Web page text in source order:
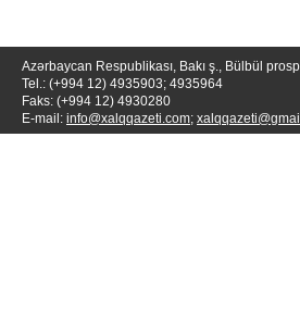
Azərbaycan Respublikası, Bakı ş., Bülbül
Tel.: (+994 12) 4935903; 4935964
Faks: (+994 12) 4930280
E-mail: info@xalqqazeti.com;